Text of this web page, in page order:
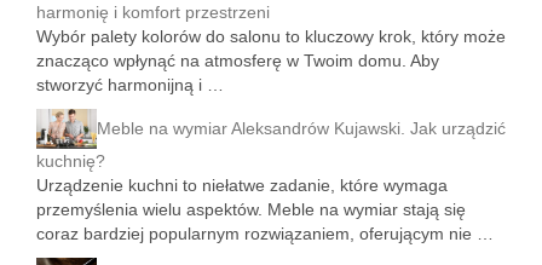
harmonię i komfort przestrzeni
Wybór palety kolorów do salonu to kluczowy krok, który może
znacząco wpłynąć na atmosferę w Twoim domu. Aby
stworzyć harmonijną i …
Meble na wymiar Aleksandrów Kujawski. Jak urządzić
kuchnię?
Urządzenie kuchni to niełatwe zadanie, które wymaga
przemyślenia wielu aspektów. Meble na wymiar stają się
coraz bardziej popularnym rozwiązaniem, oferującym nie …